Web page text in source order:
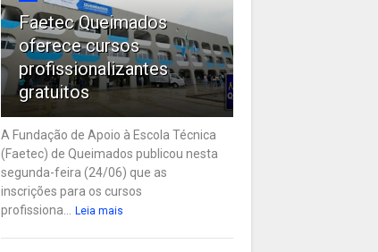
Faetec Queimados
oferece cursos
profissionalizantes
gratuitos
A Fundação de Apoio à Escola Técnica
(Faetec) de Queimados publicou nesta
segunda-feira (24/06) que as
inscrições para os cursos
profissiona...
Leia mais